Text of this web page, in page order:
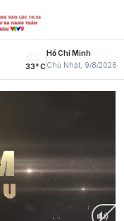
33° C
Hồ Chí Minh
Chủ Nhật, 9/8/2026